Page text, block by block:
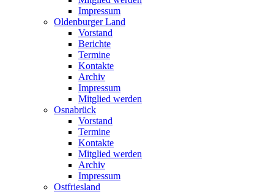
Impressum
Oldenburger Land
Vorstand
Berichte
Termine
Kontakte
Archiv
Impressum
Mitglied werden
Osnabrück
Vorstand
Termine
Kontakte
Mitglied werden
Archiv
Impressum
Ostfriesland